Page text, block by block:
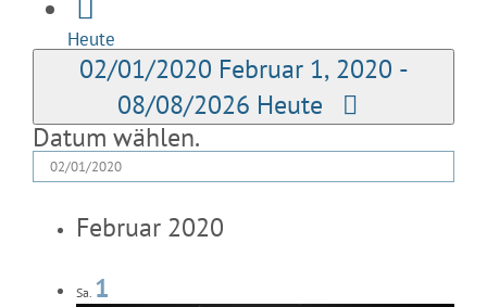
Heute
02/01/2020 Februar 1, 2020 -
08/08/2026 Heute
Datum wählen.
Februar 2020
Sa. 1